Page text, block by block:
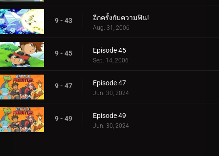
9 - 43 อีกครั้งกับความฟิน!
Aug. 31, 2006
9 - 45 Episode 45
Sep. 14, 2006
9 - 47 Episode 47
Jun. 30, 2024
9 - 49 Episode 49
Jun. 30, 2024